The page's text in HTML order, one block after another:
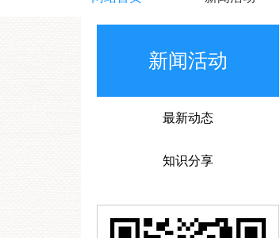
新闻活动
最新动态
知识分享